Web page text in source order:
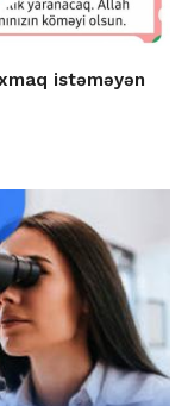
istəməyən